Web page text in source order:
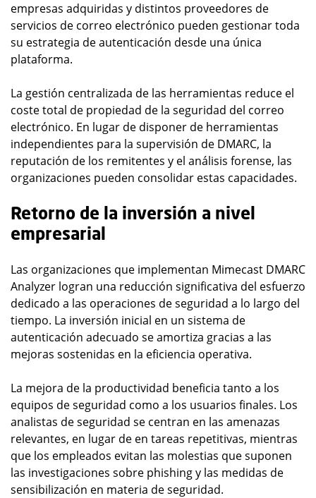
empresas adquiridas y distintos proveedores de
servicios de correo electrónico pueden gestionar toda
su estrategia de autenticación desde una única
plataforma.
La gestión centralizada de las herramientas reduce el
coste total de propiedad de la seguridad del correo
electrónico. En lugar de disponer de herramientas
independientes para la supervisión de DMARC, la
reputación de los remitentes y el análisis forense, las
organizaciones pueden consolidar estas capacidades.
Retorno de la inversión a nivel
empresarial
Las organizaciones que implementan Mimecast DMARC
Analyzer logran una reducción significativa del esfuerzo
dedicado a las operaciones de seguridad a lo largo del
tiempo. La inversión inicial en un sistema de
autenticación adecuado se amortiza gracias a las
mejoras sostenidas en la eficiencia operativa.
La mejora de la productividad beneficia tanto a los
equipos de seguridad como a los usuarios finales. Los
analistas de seguridad se centran en las amenazas
relevantes, en lugar de en tareas repetitivas, mientras
que los empleados evitan las molestias que suponen
las investigaciones sobre phishing y las medidas de
sensibilización en materia de seguridad.